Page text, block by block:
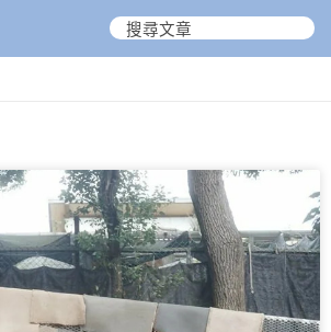
搜
頁
面
頁
面
頁
面